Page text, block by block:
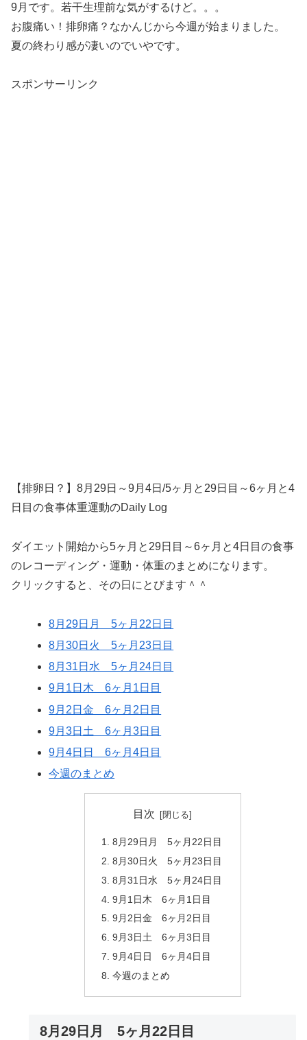
9月です。若干生理前な気がするけど。。。
お腹痛い！排卵痛？なかんじから今週が始まりました。
夏の終わり感が凄いのでいやです。
スポンサーリンク
【排卵日？】8月29日～9月4日/5ヶ月と29日目～6ヶ月と4
日目の食事体重運動のDaily Log
ダイエット開始から5ヶ月と29日目～6ヶ月と4日目の食事
のレコーディング・運動・体重のまとめになります。
クリックすると、その日にとびます＾＾
8月29日月 5ヶ月22日目
8月30日火 5ヶ月23日目
8月31日水 5ヶ月24日目
9月1日木 6ヶ月1日目
9月2日金 6ヶ月2日目
9月3日土 6ヶ月3日目
9月4日日 6ヶ月4日目
今週のまとめ
目次
8月29日月 5ヶ月22日目
8月30日火 5ヶ月23日目
8月31日水 5ヶ月24日目
9月1日木 6ヶ月1日目
9月2日金 6ヶ月2日目
9月3日土 6ヶ月3日目
9月4日日 6ヶ月4日目
今週のまとめ
8月29日月 5ヶ月22日目